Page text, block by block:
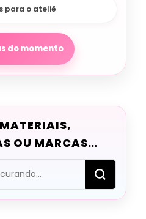
para o ateliê
do momento
OU MARCAS…